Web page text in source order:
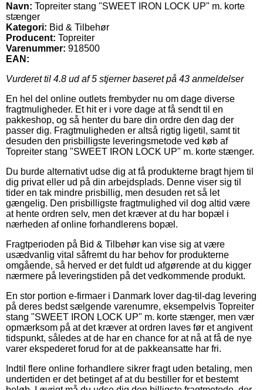
Navn: Topreiter stang "SWEET IRON LOCK UP" m. korte
stænger
Kategori: Bid & Tilbehør
Producent: Topreiter
Varenummer: 918500
EAN:
Vurderet til 4.8 ud af 5 stjerner baseret på 43 anmeldelser
En hel del online outlets frembyder nu om dage diverse
fragtmuligheder. Et hit er i vore dage at få sendt til en
pakkeshop, og så henter du bare din ordre den dag der
passer dig. Fragtmuligheden er altså rigtig ligetil, samt tit
desuden den prisbilligste leveringsmetode ved køb af
Topreiter stang "SWEET IRON LOCK UP" m. korte stænger.
Du burde alternativt udse dig at få produkterne bragt hjem til
dig privat eller ud på din arbejdsplads. Denne viser sig til
tider en tak mindre prisbillig, men desuden ret så let
gængelig. Den prisbilligste fragtmulighed vil dog altid være
at hente ordren selv, men det kræver at du har bopæl i
nærheden af online forhandlerens bopæl.
Fragtperioden på Bid & Tilbehør kan vise sig at være
usædvanlig vital såfremt du har behov for produkterne
omgående, så herved er det fuldt ud afgørende at du kigger
nærmere på leveringstiden på det vedkommende produkt.
En stor portion e-firmaer i Danmark lover dag-til-dag levering
på deres bedst sælgende varenumre, eksempelvis Topreiter
stang "SWEET IRON LOCK UP" m. korte stænger, men vær
opmærksom på at det kræver at ordren laves før et angivent
tidspunkt, således at de har en chance for at nå at få de nye
varer ekspederet forud for at de pakkeansatte har fri.
Indtil flere online forhandlere sikrer fragt uden betaling, men
undertiden er det betinget af at du bestiller for et bestemt